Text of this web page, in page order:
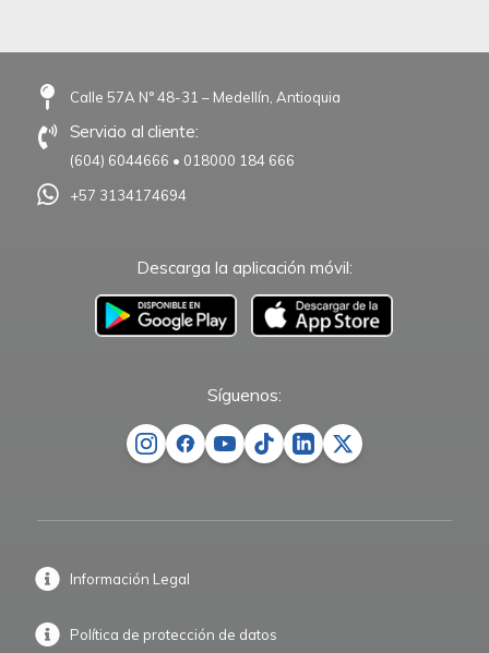
Calle 57A N° 48-31 – Medellín, Antioquia
Servicio al cliente:
(604) 6044666 • 018000 184 666
+57 3134174694
Descarga la aplicación móvil:
–
Síguenos:
Información Legal
Política de protección de datos